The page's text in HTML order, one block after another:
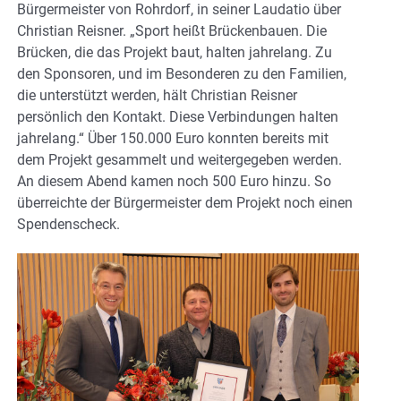
Bürgermeister von Rohrdorf, in seiner Laudatio über
Christian Reisner. „Sport heißt Brückenbauen. Die
Brücken, die das Projekt baut, halten jahrelang. Zu
den Sponsoren, und im Besonderen zu den Familien,
die unterstützt werden, hält Christian Reisner
persönlich den Kontakt. Diese Verbindungen halten
jahrelang.“ Über 150.000 Euro konnten bereits mit
dem Projekt gesammelt und weitergegeben werden.
An diesem Abend kamen noch 500 Euro hinzu. So
überreichte der Bürgermeister dem Projekt noch einen
Spendenscheck.